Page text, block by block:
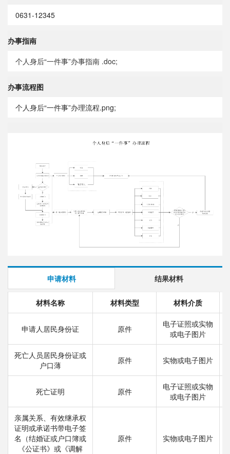
0631-12345
办事指南
个人身后“一件事”办事指南 .doc;
办事流程图
个人身后“一件事”办理流程.png;
申请材料 结果材料
材料名称 材料类型 材料介质
申请人居民身份证 原件
电子证照或实物
或电子图片
死亡人员居民身份证或
户口薄
原件 实物或电子图片
死亡证明 原件
电子证照或实物
或电子图片
亲属关系、有效继承权
证明或承诺书带电子签
名（结婚证或户口簿或
《公证书》或《调解
原件 实物或电子图片